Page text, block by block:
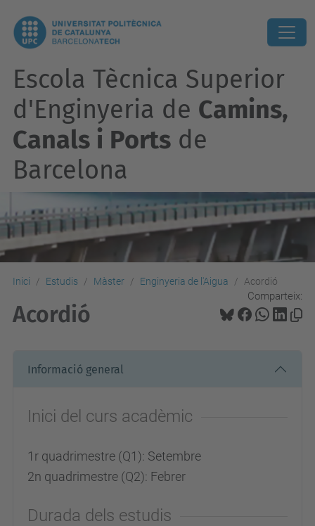
Escola Tècnica Superior
d'Enginyeria de Camins,
Canals i Ports de
Barcelona
Inici Estudis Màster Enginyeria de l'Aigua Acordió
Comparteix:
Acordió
Informació general
Inici del curs acadèmic
1r quadrimestre (Q1): Setembre
2n quadrimestre (Q2): Febrer
Durada dels estudis